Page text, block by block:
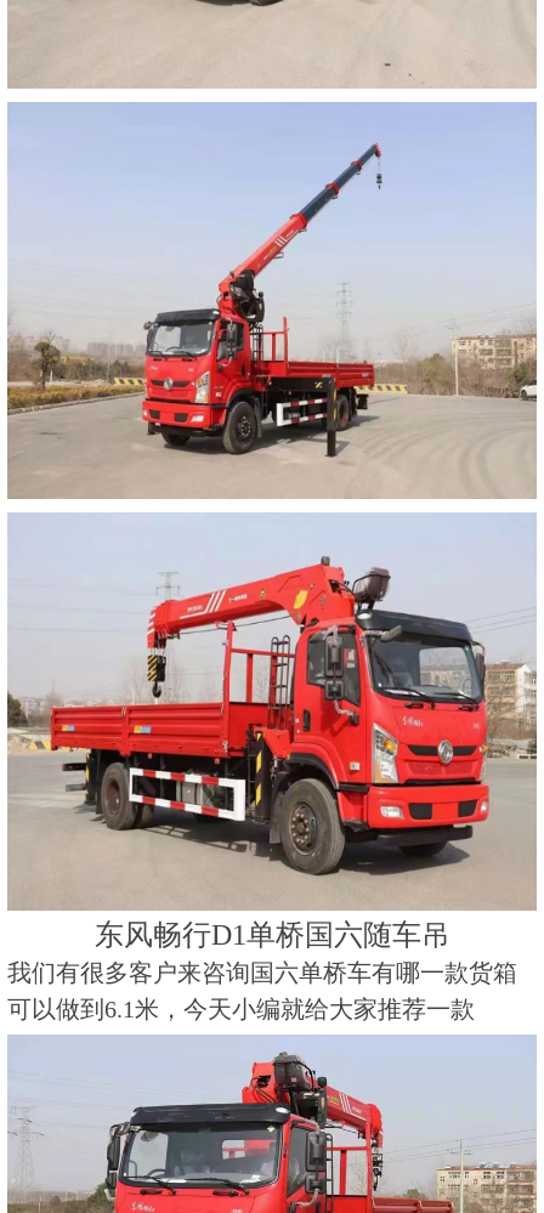
东风畅行D1单桥国六随车吊
我们有很多客户来咨询国六单桥车有哪一款货箱
可以做到6.1米，今天小编就给大家推荐一款